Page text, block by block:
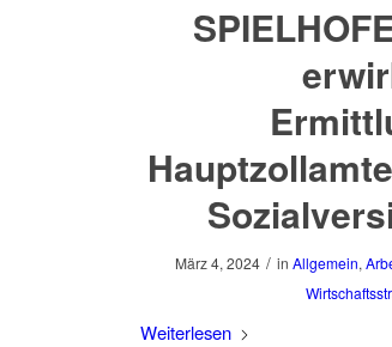
März 4, 2024 / in Allgemein,
Weiterlesen